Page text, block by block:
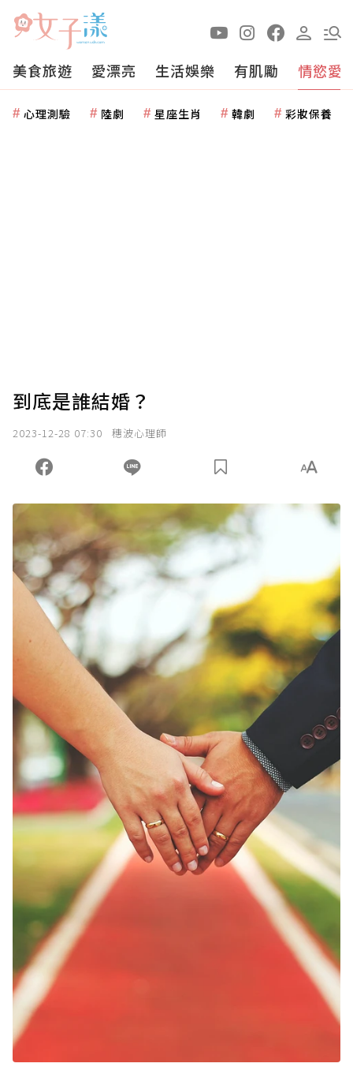
美食旅遊 愛漂亮 生活娛樂 有肌勵 情慾愛
心理測驗 陸劇 星座生肖 韓劇 彩妝保養
到底是誰結婚？
2023-12-28 07:30 穗波心理師